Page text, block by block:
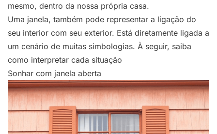
mesmo, dentro da nossa própria casa.
Uma janela, também pode representar a ligação do
seu interior com seu exterior. Está diretamente ligada a
um cenário de muitas simbologias. À seguir, saiba
como interpretar cada situação
Sonhar com janela aberta